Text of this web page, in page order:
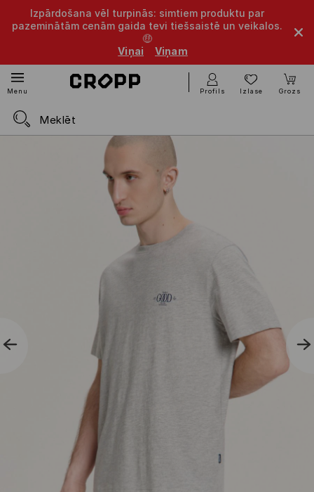
Izpārdošana vēl turpinās: simtiem produktu par
pazeminātām cenām gaida tevi tiešsaistē un veikalos.
🤑
Viņai
Viņam
Menu Profils Izlase Grozs